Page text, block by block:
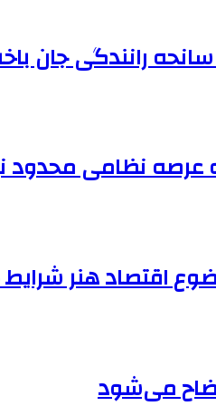
رانندگی جان
عرصه نظامی
اقتصاد هنر
می‌شود